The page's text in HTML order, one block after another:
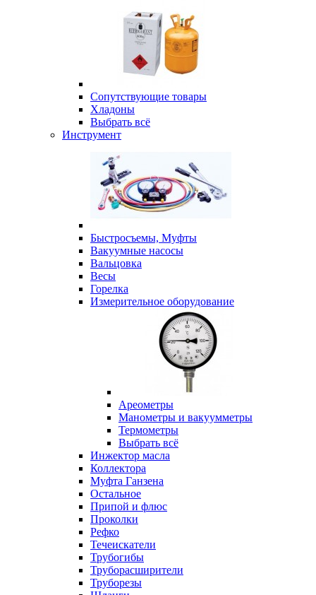
Сопутствующие товары
Хладоны
Выбрать всё
Инструмент
Быстросъемы, Муфты
Вакуумные насосы
Вальцовка
Весы
Горелка
Измерительное оборудование
Ареометры
Манометры и вакуумметры
Термометры
Выбрать всё
Инжектор масла
Коллектора
Муфта Ганзена
Остальное
Припой и флюс
Проколки
Рефко
Течеискатели
Трубогибы
Труборасширители
Труборезы